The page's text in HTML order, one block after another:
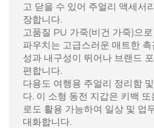
고 닫을 수 있어 주얼리 액세서
장합니다.
고품질 PU 가죽(비건 가죽)으
파우치는 고급스러운 매트한
성과 내구성이 뛰어나 브랜드
편합니다.
다용도 여행용 주얼리 정리함
다. 이 소형 동전 지갑은 키백
로도 활용 가능하여 일상 및 업
대화합니다.